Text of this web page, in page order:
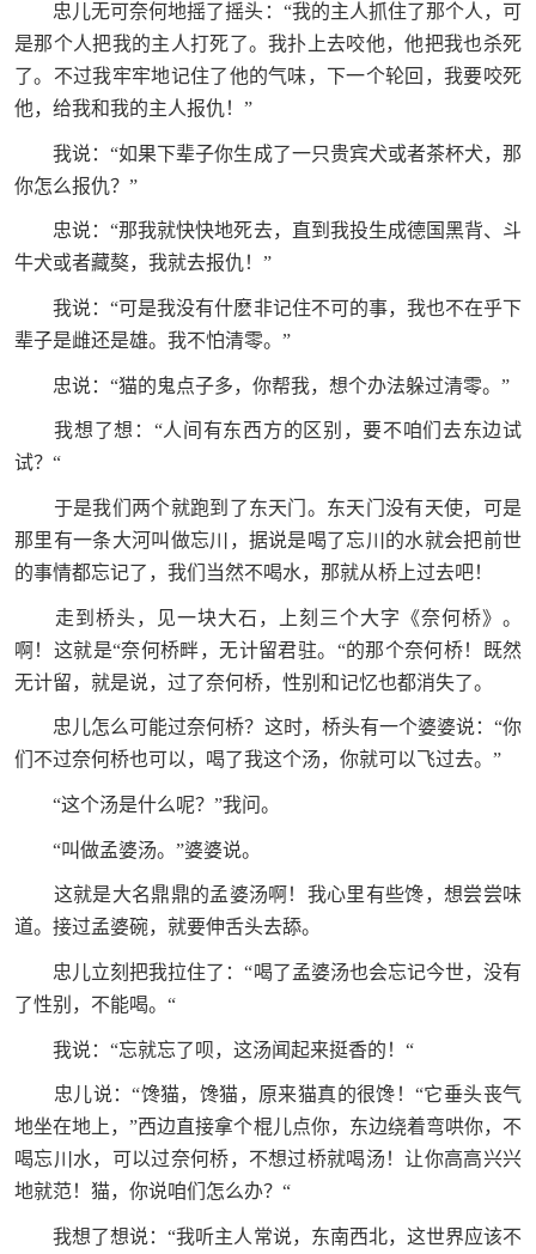
忠儿无可奈何地摇了摇头：“我的主人抓住了那个人，可
是那个人把我的主人打死了。我扑上去咬他，他把我也杀死
了。不过我牢牢地记住了他的气味，下一个轮回，我要咬死
他，给我和我的主人报仇！”
我说：“如果下辈子你生成了一只贵宾犬或者茶杯犬，那
你怎么报仇？”
忠说：“那我就快快地死去，直到我投生成德国黑背、斗
牛犬或者藏獒，我就去报仇！”
我说：“可是我没有什麽非记住不可的事，我也不在乎下
辈子是雌还是雄。我不怕清零。”
忠说：“猫的鬼点子多，你帮我，想个办法躲过清零。”
我想了想：“人间有东西方的区别，要不咱们去东边试
试？“
于是我们两个就跑到了东天门。东天门没有天使，可是
那里有一条大河叫做忘川，据说是喝了忘川的水就会把前世
的事情都忘记了，我们当然不喝水，那就从桥上过去吧！
走到桥头，见一块大石，上刻三个大字《奈何桥》。
啊！这就是“奈何桥畔，无计留君驻。“的那个奈何桥！既然
无计留，就是说，过了奈何桥，性别和记忆也都消失了。
忠儿怎么可能过奈何桥？这时，桥头有一个婆婆说：“你
们不过奈何桥也可以，喝了我这个汤，你就可以飞过去。”
“这个汤是什么呢？”我问。
“叫做孟婆汤。”婆婆说。
这就是大名鼎鼎的孟婆汤啊！我心里有些馋，想尝尝味
道。接过孟婆碗，就要伸舌头去舔。
忠儿立刻把我拉住了：“喝了孟婆汤也会忘记今世，没有
了性别，不能喝。“
我说：“忘就忘了呗，这汤闻起来挺香的！“
忠儿说：“馋猫，馋猫，原来猫真的很馋！“它垂头丧气
地坐在地上，”西边直接拿个棍儿点你，东边绕着弯哄你，不
喝忘川水，可以过奈何桥，不想过桥就喝汤！让你高高兴兴
地就范！猫，你说咱们怎么办？“
我想了想说：“我听主人常说，东南西北，这世界应该不